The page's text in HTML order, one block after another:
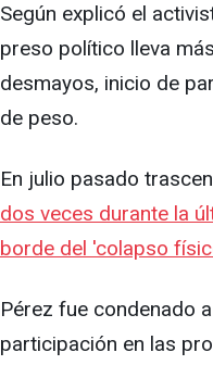
Según explicó el
preso político lleva
desmayos, inicio de
de peso.
En julio pasado
dos veces durante la
borde del 'colapso
Pérez fue condenado
participación en las